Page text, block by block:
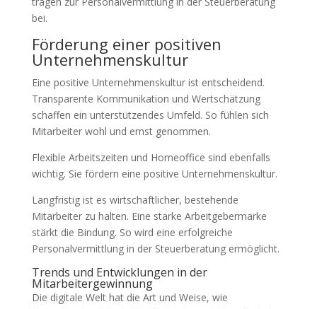
bei.
Förderung einer positiven
Unternehmenskultur
Eine positive Unternehmenskultur ist entscheidend.
Transparente Kommunikation und Wertschätzung
schaffen ein unterstützendes Umfeld. So fühlen sich
Mitarbeiter wohl und ernst genommen.
Flexible Arbeitszeiten und Homeoffice sind ebenfalls
wichtig. Sie fördern eine positive Unternehmenskultur.
Langfristig ist es wirtschaftlicher, bestehende
Mitarbeiter zu halten. Eine starke Arbeitgebermarke
stärkt die Bindung. So wird eine erfolgreiche
Personalvermittlung in der Steuerberatung ermöglicht.
Trends und Entwicklungen in der
Mitarbeitergewinnung
Die digitale Welt hat die Art und Weise, wie